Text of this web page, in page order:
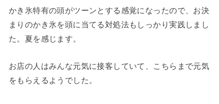
かき氷特有の頭がツーンとする感覚になったので、お決
まりのかき氷を頭に当てる対処法もしっかり実践しまし
た。夏を感じます。
お店の人はみんな元気に接客していて、こちらまで元気
をもらえるようでした。